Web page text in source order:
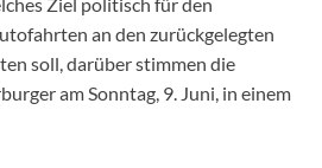
Ziel politisch für den
an den zurückgelegten
soll, darüber stimmen die
am Sonntag, 9. Juni, in einem